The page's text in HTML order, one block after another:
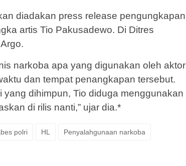
diadakan press release pengungkapan
artis Tio Pakusadewo. Di Ditres
narkoba apa yang digunakan oleh aktor
dan tempat penangkapan tersebut.
dihimpun, Tio diduga menggunakan
di rilis nanti,” ujar dia.*
polri HL Penyalahgunaan narkoba